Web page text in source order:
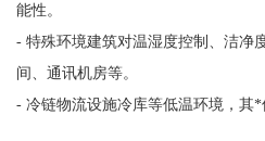
能性。
- 特殊环境建筑对温湿度控制、洁净
间、通讯机房等。
- 冷链物流设施冷库等低温环境，其*